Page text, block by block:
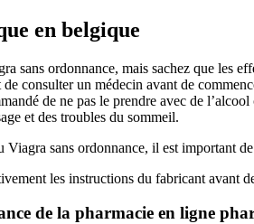
en belgique
sans ordonnance, mais sachez que les
consulter un médecin avant de
de ne pas le prendre avec de
et des troubles du sommeil.
Viagra sans ordonnance, il est important
les instructions du fabricant avant
de la pharmacie en ligne